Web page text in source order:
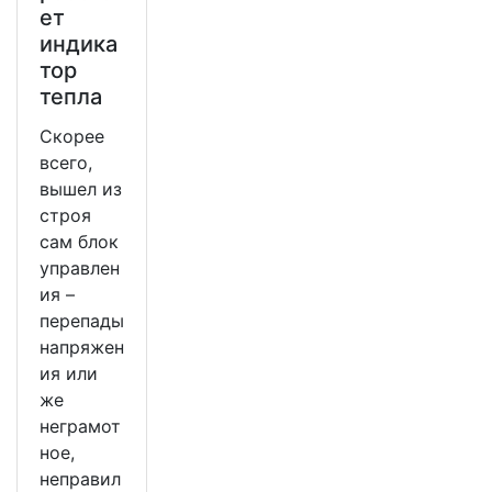
ет
индика
тор
тепла
Скорее
всего,
вышел из
строя
сам блок
управлен
ия –
перепады
напряжен
ия или
же
неграмот
ное,
неправил